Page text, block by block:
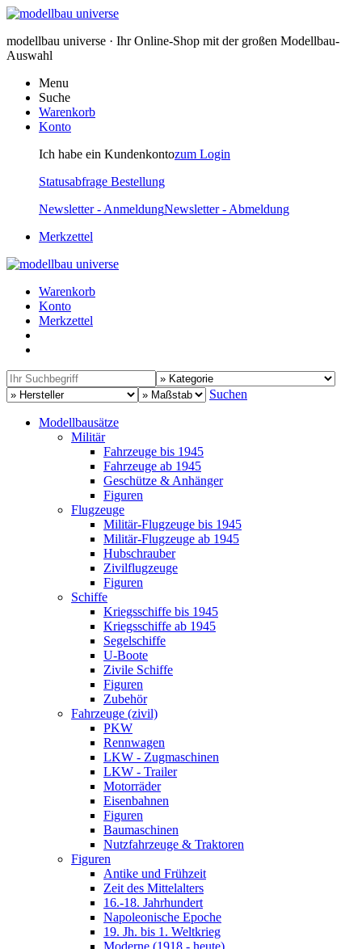
modellbau universe · Ihr Online-Shop mit der großen Modellbau-
Auswahl
Menu
Suche
Warenkorb
Konto
Ich habe ein Kundenkontozum Login
Statusabfrage Bestellung
Newsletter - AnmeldungNewsletter - Abmeldung
Merkzettel
Warenkorb
Konto
Merkzettel
Suchen
Modellbausätze
Militär
Fahrzeuge bis 1945
Fahrzeuge ab 1945
Geschütze & Anhänger
Figuren
Flugzeuge
Militär-Flugzeuge bis 1945
Militär-Flugzeuge ab 1945
Hubschrauber
Zivilflugzeuge
Figuren
Schiffe
Kriegsschiffe bis 1945
Kriegsschiffe ab 1945
Segelschiffe
U-Boote
Zivile Schiffe
Figuren
Zubehör
Fahrzeuge (zivil)
PKW
Rennwagen
LKW - Zugmaschinen
LKW - Trailer
Motorräder
Eisenbahnen
Figuren
Baumaschinen
Nutzfahrzeuge & Traktoren
Figuren
Antike und Frühzeit
Zeit des Mittelalters
16.-18. Jahrhundert
Napoleonische Epoche
19. Jh. bis 1. Weltkrieg
Moderne (1918 - heute)